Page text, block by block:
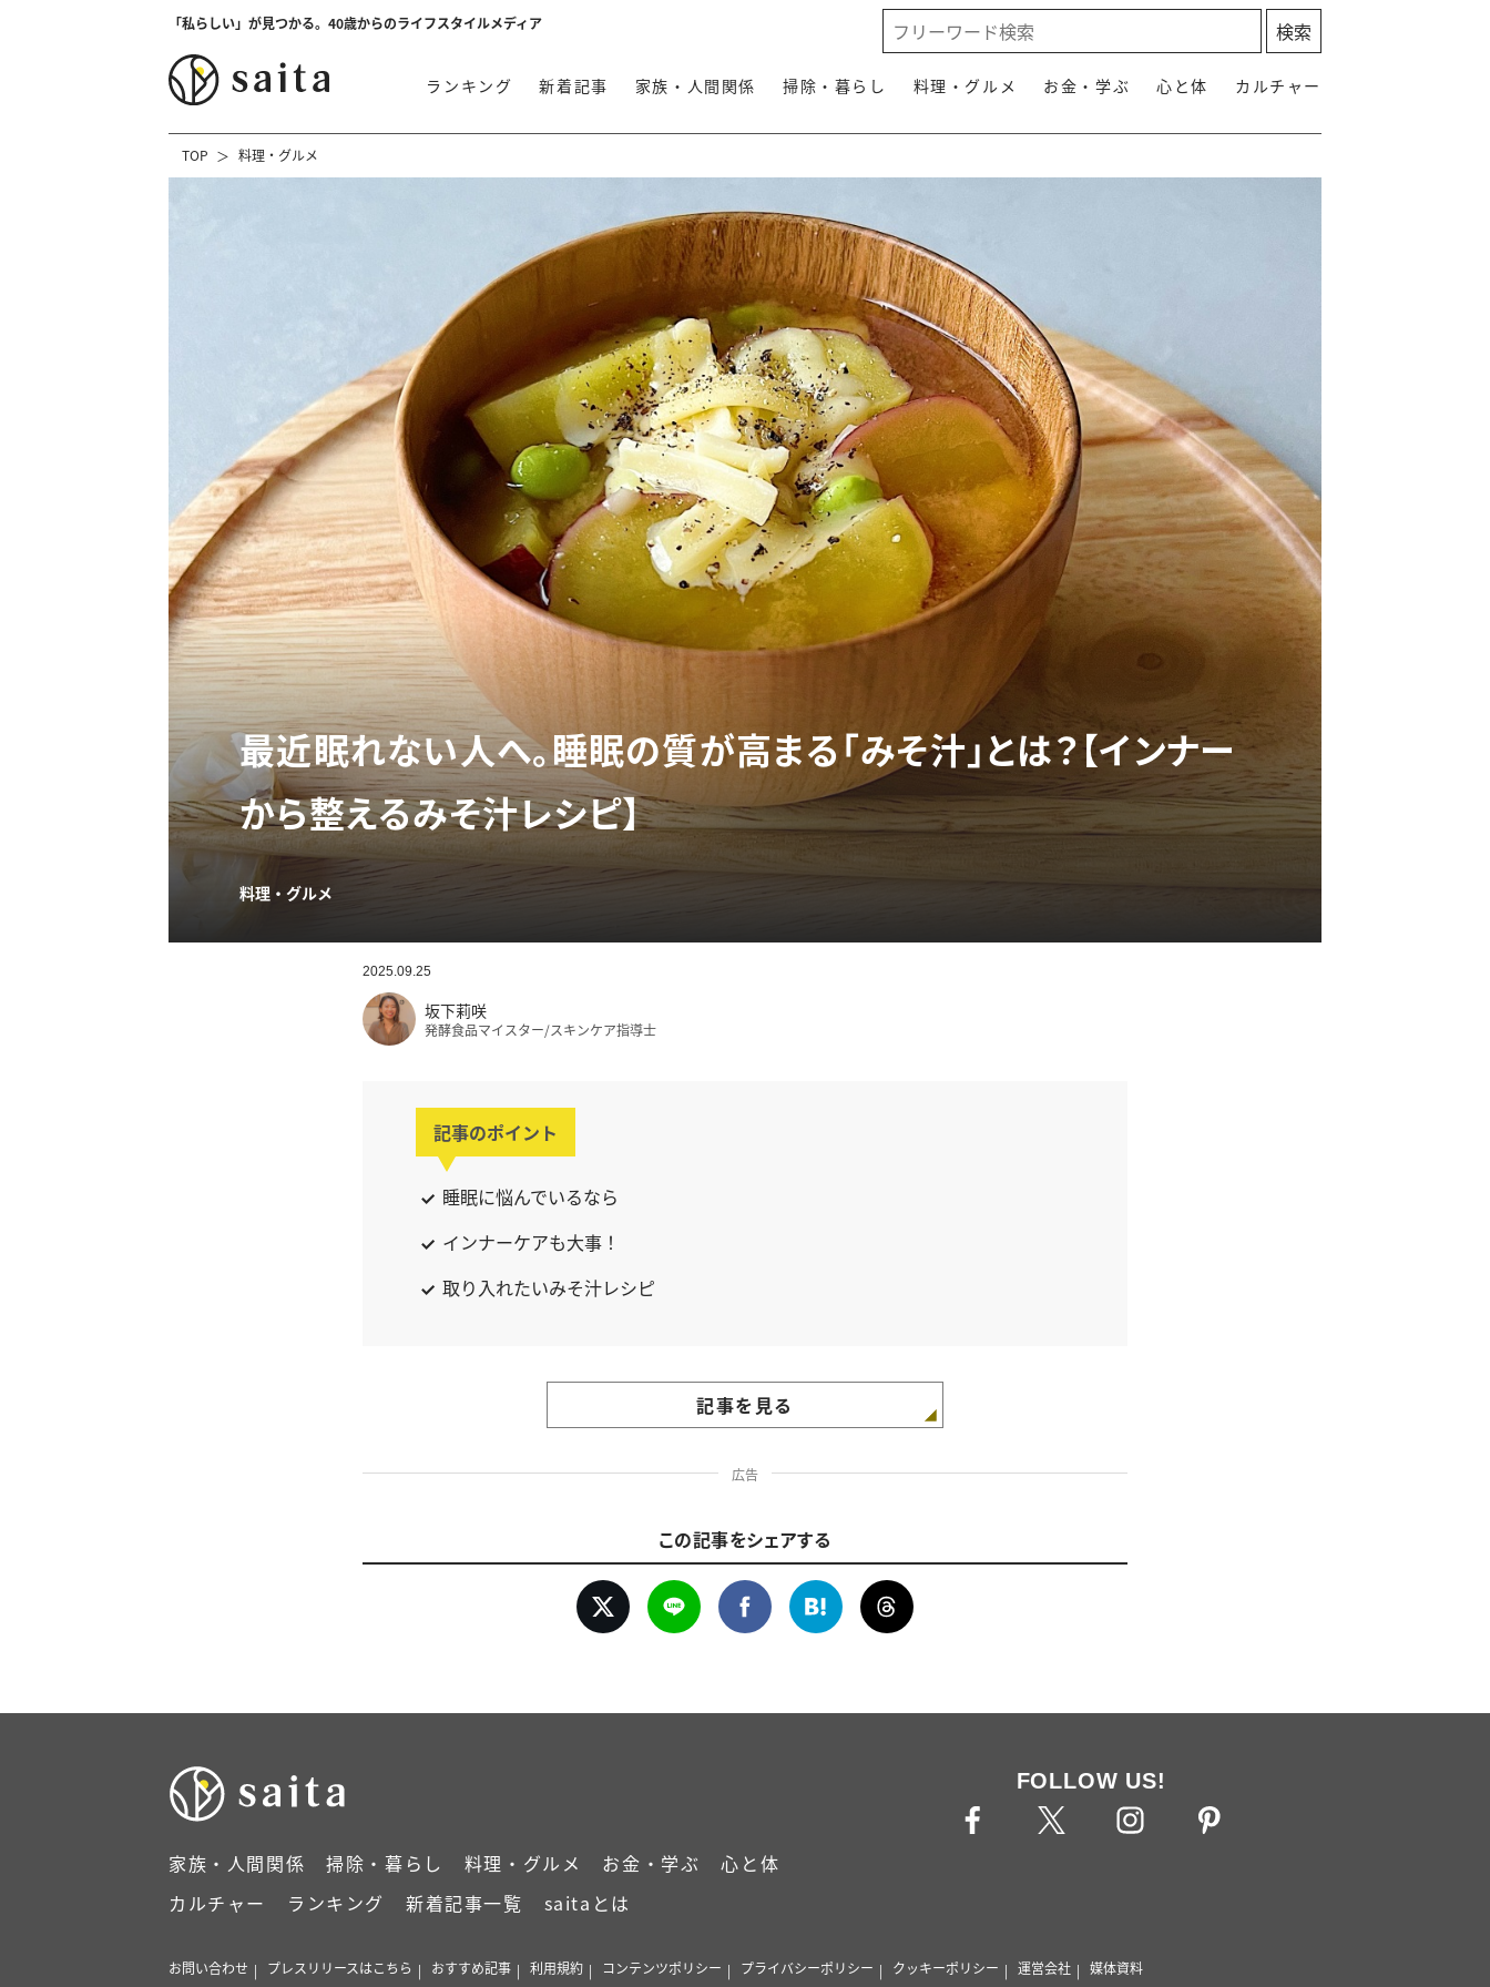
「私らしい」が見つかる。40歳からのライフスタイルメディア
ランキング 新着記事 家族・人間関係 掃除・暮らし 料理・グルメ お金・学ぶ 心と体 カルチャー
TOP 料理・グルメ
最近眠れない人へ。睡眠の質が高まる「みそ汁」とは？【インナー
から整えるみそ汁レシピ】
料理・グルメ
2025.09.25
坂下莉咲
発酵食品マイスター/スキンケア指導士
記事のポイント
睡眠に悩んでいるなら
インナーケアも大事！
取り入れたいみそ汁レシピ
記事を見る
広告
この記事をシェアする
家族・人間関係 掃除・暮らし 料理・グルメ お金・学ぶ
心と体
カルチャー
ランキング 新着記事一覧 saitaとは
FOLLOW US!
お問い合わせ プレスリリースはこちら おすすめ記事 利用規約 コンテンツポリシー プライバシーポリシー クッキーポリシー 運営会社 媒体資料